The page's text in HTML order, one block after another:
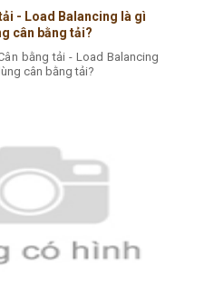
- Load Balancing là gì
cân bằng tải?
bằng tải - Load Balancing
cân bằng tải?